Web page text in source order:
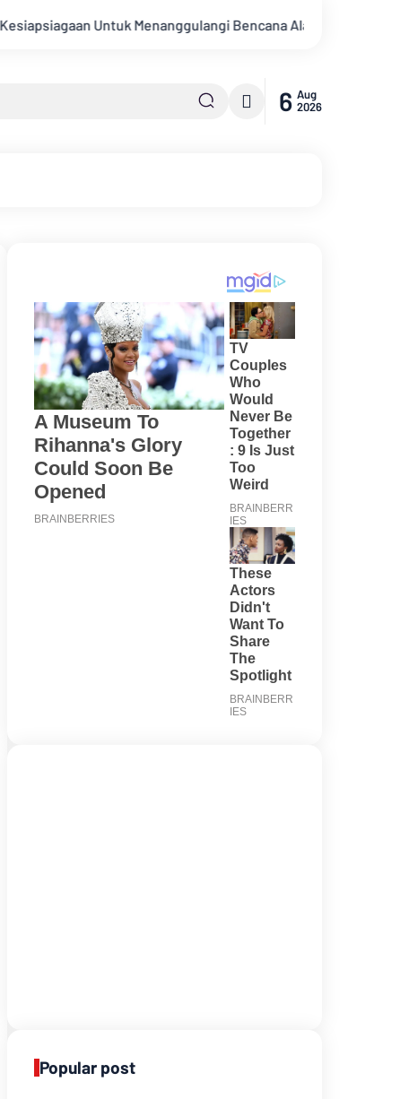
Bencana Alam Kabupaten Bengkalis
6 Aug
2026
Popular post